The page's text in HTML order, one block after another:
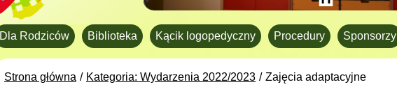
Dla Rodziców Biblioteka Kącik logopedyczny Procedury Sponsorzy
Strona główna Kategoria: Wydarzenia 2022/2023 Zajęcia adaptacyjne